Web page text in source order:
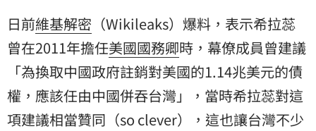
日前維基解密 （Wikileaks）爆料，表示希拉蕊
曾在2011年擔任美國國務卿時，幕僚成員曾建議
「為換取中國政府註銷對美國的1.14兆美元的債
權，應該任由中國併吞台灣」，當時希拉蕊對這
項建議相當贊同（so clever），這也讓台灣不少